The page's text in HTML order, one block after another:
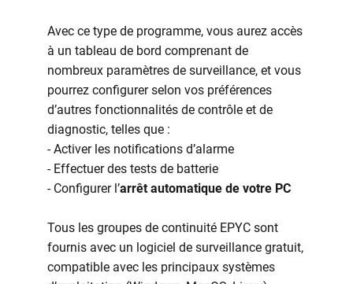
Avec ce type de programme, vous aurez accès
à un tableau de bord comprenant de
nombreux paramètres de surveillance, et vous
pourrez configurer selon vos préférences
d’autres fonctionnalités de contrôle et de
diagnostic, telles que :
- Activer les notifications d’alarme
- Effectuer des tests de batterie
- Configurer l’arrêt automatique de votre PC
Tous les groupes de continuité EPYC sont
fournis avec un logiciel de surveillance gratuit,
compatible avec les principaux systèmes